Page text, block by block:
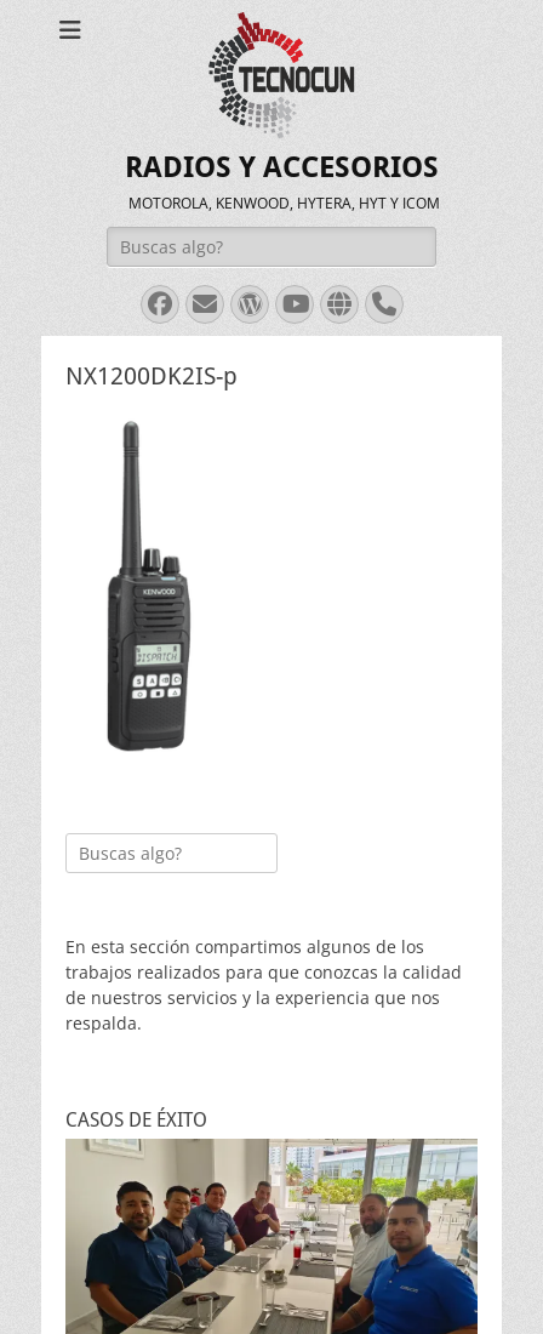
RADIOS Y ACCESORIOS
MOTOROLA, KENWOOD, HYTERA, HYT Y ICOM
Buscar:
Facebook
Correo
electrónico
WordPress
Youtube
WebTeléfono
NX1200DK2IS-p
Buscar:
En esta sección compartimos algunos de los
trabajos realizados para que conozcas la calidad
de nuestros servicios y la experiencia que nos
respalda.
CASOS DE ÉXITO